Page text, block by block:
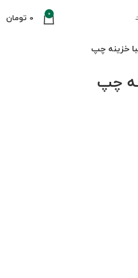
0
0 تومان
خزینه چپ
چپ